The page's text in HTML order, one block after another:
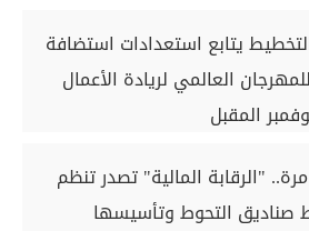
يتابع استعدادات استضافة
العالمي لريادة الأعمال
المقبل
"الرقابة المالية" تصدر تنظم
صناديق التحوط وتأسيسها